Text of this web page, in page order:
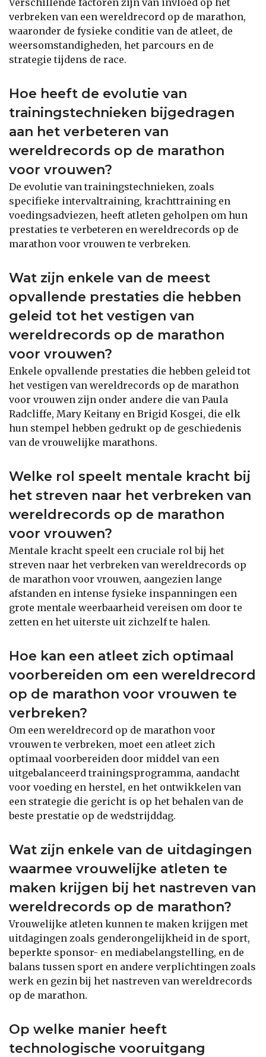
verbreken van een wereldrecord op de marathon,
waaronder de fysieke conditie van de atleet, de
weersomstandigheden, het parcours en de
strategie tijdens de race.
Hoe heeft de evolutie van
trainingstechnieken bijgedragen
aan het verbeteren van
wereldrecords op de marathon
voor vrouwen?
De evolutie van trainingstechnieken, zoals
specifieke intervaltraining, krachttraining en
voedingsadviezen, heeft atleten geholpen om hun
prestaties te verbeteren en wereldrecords op de
marathon voor vrouwen te verbreken.
Wat zijn enkele van de meest
opvallende prestaties die hebben
geleid tot het vestigen van
wereldrecords op de marathon
voor vrouwen?
Enkele opvallende prestaties die hebben geleid tot
het vestigen van wereldrecords op de marathon
voor vrouwen zijn onder andere die van Paula
Radcliffe, Mary Keitany en Brigid Kosgei, die elk
hun stempel hebben gedrukt op de geschiedenis
van de vrouwelijke marathons.
Welke rol speelt mentale kracht bij
het streven naar het verbreken van
wereldrecords op de marathon
voor vrouwen?
Mentale kracht speelt een cruciale rol bij het
streven naar het verbreken van wereldrecords op
de marathon voor vrouwen, aangezien lange
afstanden en intense fysieke inspanningen een
grote mentale weerbaarheid vereisen om door te
zetten en het uiterste uit zichzelf te halen.
Hoe kan een atleet zich optimaal
voorbereiden om een wereldrecord
op de marathon voor vrouwen te
verbreken?
Om een wereldrecord op de marathon voor
vrouwen te verbreken, moet een atleet zich
optimaal voorbereiden door middel van een
uitgebalanceerd trainingsprogramma, aandacht
voor voeding en herstel, en het ontwikkelen van
een strategie die gericht is op het behalen van de
beste prestatie op de wedstrijddag.
Wat zijn enkele van de uitdagingen
waarmee vrouwelijke atleten te
maken krijgen bij het nastreven van
wereldrecords op de marathon?
Vrouwelijke atleten kunnen te maken krijgen met
uitdagingen zoals genderongelijkheid in de sport,
beperkte sponsor- en mediabelangstelling, en de
balans tussen sport en andere verplichtingen zoals
werk en gezin bij het nastreven van wereldrecords
op de marathon.
Op welke manier heeft
technologische vooruitgang